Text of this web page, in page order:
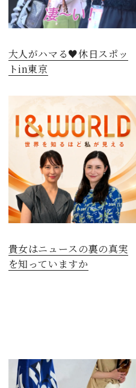
大人がハマる♥休日スポッ
トin東京
貴女はニュースの裏の真実
を知っていますか